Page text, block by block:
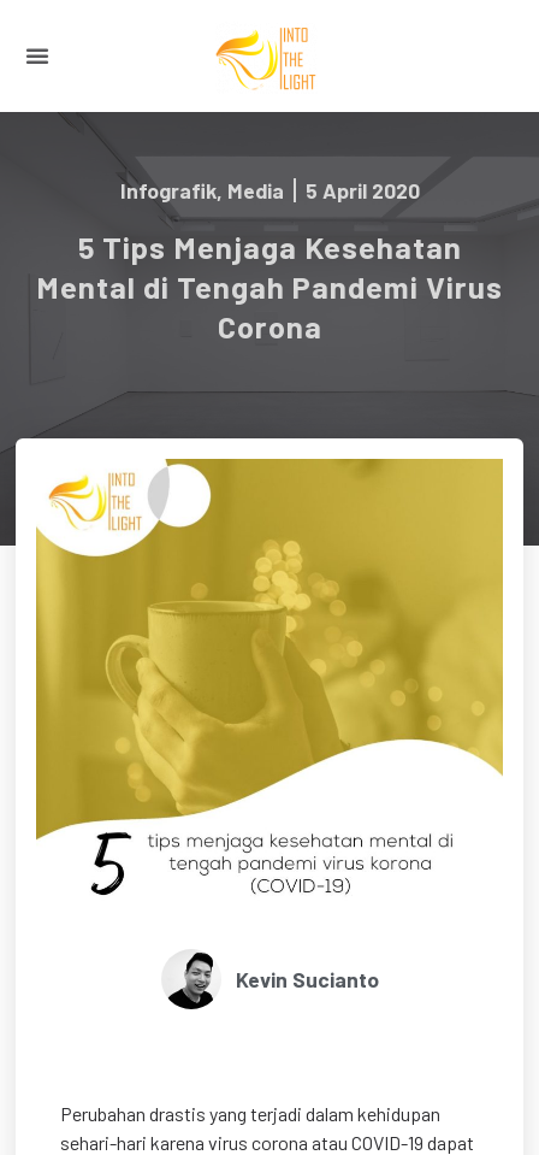
Infografik, Media 5 April 2020
5 Tips Menjaga Kesehatan
Mental di Tengah Pandemi Virus
Corona
Kevin Sucianto
Perubahan drastis yang terjadi dalam kehidupan
sehari-hari karena virus corona atau COVID-19 dapat